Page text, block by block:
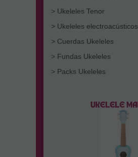
> Ukeleles Tenor
> Ukeleles electroacústicos
> Cuerdas Ukeleles
> Fundas Ukeleles
> Packs Ukeleles